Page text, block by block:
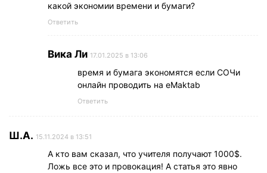
какой экономии времени и бумаги?
Ответить
Вика Ли 17.01.2025 в 13:06
время и бумага экономятся если СОЧи
онлайн проводить на eMaktab
Ответить
Ш.А. 15.11.2024 в 13:51
А кто вам сказал, что учителя получают 1000$.
Ложь все это и провокация! А статья это явно